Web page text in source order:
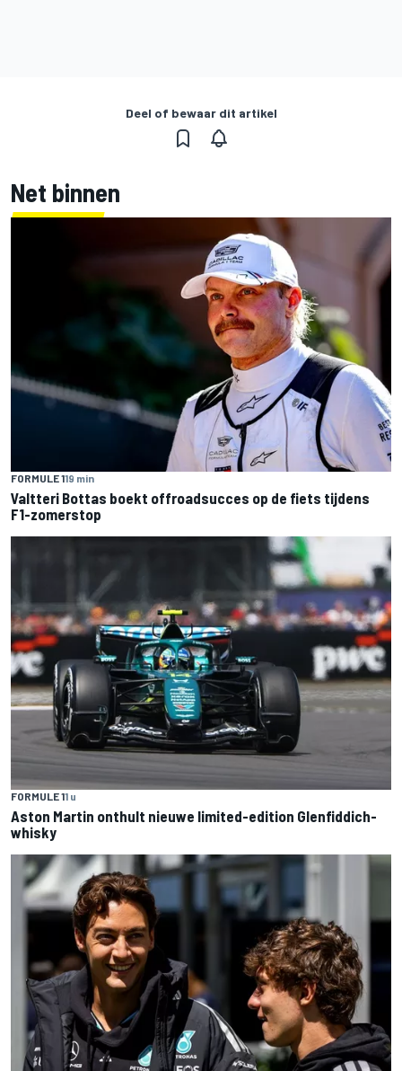
Deel of bewaar dit artikel
Net binnen
FORMULE 119 min
Valtteri Bottas boekt offroadsucces op de fiets tijdens
F1-zomerstop
FORMULE 11 u
Aston Martin onthult nieuwe limited-edition Glenfiddich-
whisky